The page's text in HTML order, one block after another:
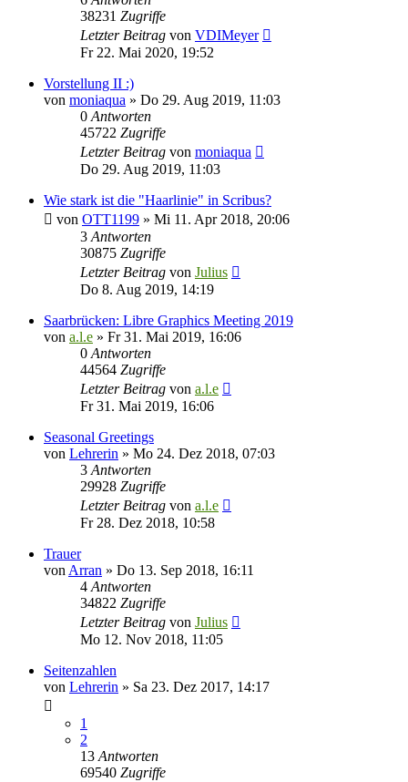
38231 Zugriffe
Letzter Beitrag von VDIMeyer
Fr 22. Mai 2020, 19:52
Vorstellung II :)
von moniaqua » Do 29. Aug 2019, 11:03
0 Antworten
45722 Zugriffe
Letzter Beitrag von moniaqua
Do 29. Aug 2019, 11:03
Wie stark ist die "Haarlinie" in Scribus?
von OTT1199 » Mi 11. Apr 2018, 20:06
3 Antworten
30875 Zugriffe
Letzter Beitrag von Julius
Do 8. Aug 2019, 14:19
Saarbrücken: Libre Graphics Meeting 2019
von a.l.e » Fr 31. Mai 2019, 16:06
0 Antworten
44564 Zugriffe
Letzter Beitrag von a.l.e
Fr 31. Mai 2019, 16:06
Seasonal Greetings
von Lehrerin » Mo 24. Dez 2018, 07:03
3 Antworten
29928 Zugriffe
Letzter Beitrag von a.l.e
Fr 28. Dez 2018, 10:58
Trauer
von Arran » Do 13. Sep 2018, 16:11
4 Antworten
34822 Zugriffe
Letzter Beitrag von Julius
Mo 12. Nov 2018, 11:05
Seitenzahlen
von Lehrerin » Sa 23. Dez 2017, 14:17
1
2
13 Antworten
69540 Zugriffe